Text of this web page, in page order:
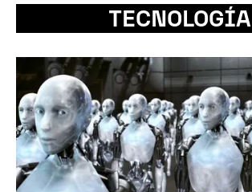
TECNOLOGÍA